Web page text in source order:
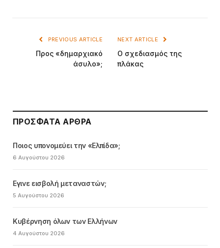
PREVIOUS ARTICLE
Προς «δημαρχιακό
άσυλο»;
NEXT ARTICLE
Ο σχεδιασμός της
πλάκας
ΠΡΌΣΦΑΤΑ ΆΡΘΡΑ
Ποιος υπονομεύει την «Ελπίδα»;
6 Αυγούστου 2026
Εγινε εισβολή μεταναστών;
5 Αυγούστου 2026
Κυβέρνηση όλων των Ελλήνων
4 Αυγούστου 2026